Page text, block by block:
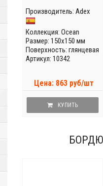
Производитель: Adex
Коллекция: Ocean
Размер: 150x150 мм
Поверхность: глянцевая
Артикул: 10342
Цена: 863 руб/шт
КУПИТЬ